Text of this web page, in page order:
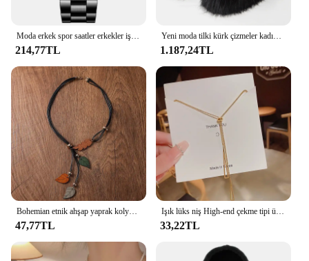
214,77TL
Yeni moda tilki kürk çizmeler kadın kabarık kürk kar botları kadın kış sıcak peluş Platform ayakkabılar kürklü Faux kürk Bottes lüks çizmeler
1.187,24TL
Bohemian etnik ahşap yaprak kolye kolye Vintage el yapımı Retro bildirimi kolye kadınlar için günlük giyim moda takı
47,77TL
Işık lüks niş High-end çekme tipi üçgen püskül kolye bayanlar moda Charm klavikula zinciri Boudoir bal parti hediye
33,22TL